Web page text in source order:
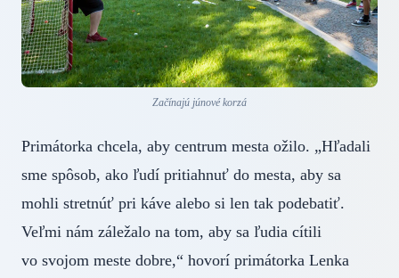
Začínajú júnové korzá
Primátorka chcela, aby centrum mesta ožilo. „Hľadali
sme spôsob, ako ľudí pritiahnuť do mesta, aby sa
mohli stretnúť pri káve alebo si len tak podebatiť.
Veľmi nám záležalo na tom, aby sa ľudia cítili
vo svojom meste dobre,“ hovorí primátorka Lenka